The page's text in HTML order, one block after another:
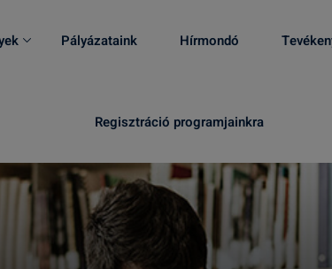
Pályázataink Hírmondó
Regisztráció programjainkra